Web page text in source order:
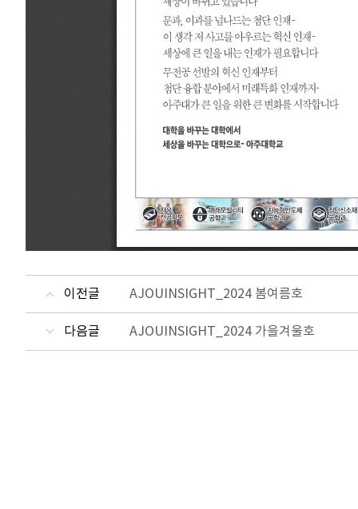
이전글 AJOUINSIGHT_2024 봄여름호
다음글 AJOUINSIGHT_2024 가을겨울호